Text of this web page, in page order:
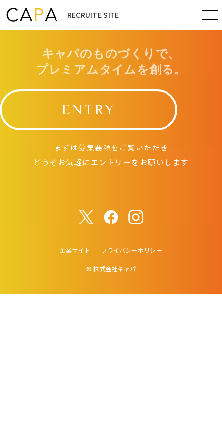
RECRUITE SITE
キャパのものづくりで、
プレミアムタイムを創る。
ENTRY
まずは募集要項をご覧いただき
どうぞお気軽にエントリーをお願いします
企業サイト プライバシーポリシー
© 株式会社キャパ